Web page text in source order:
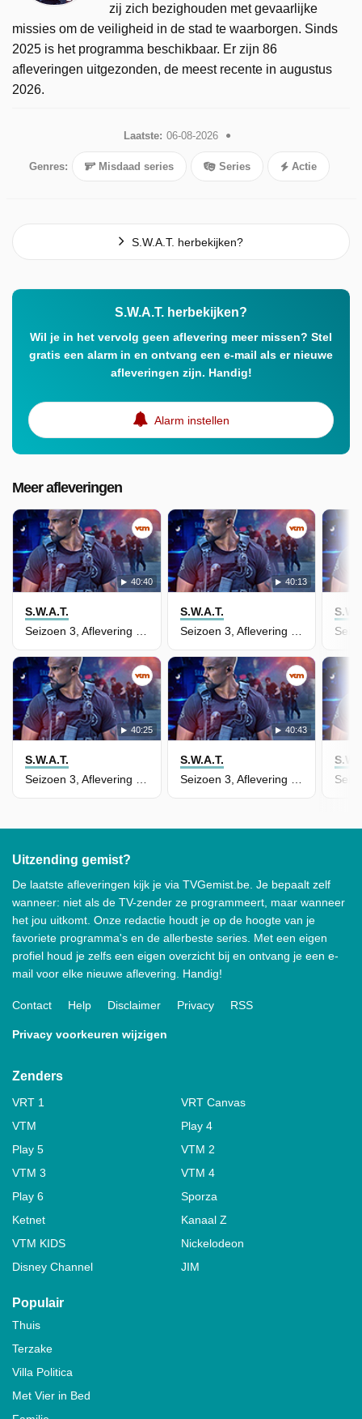
zij zich bezighouden met gevaarlijke
missies om de veiligheid in de stad te waarborgen. Sinds
2025 is het programma beschikbaar. Er zijn 86
afleveringen uitgezonden, de meest recente in augustus
2026.
Laatste: 06-08-2026
Genres: Misdaad series Series Actie
S.W.A.T. herbekijken?
S.W.A.T. herbekijken?
Wil je in het vervolg geen aflevering meer missen? Stel
gratis een alarm in en ontvang een e-mail als er nieuwe
afleveringen zijn. Handig!
Alarm instellen
Meer afleveringen
40:40
S.W.A.T.
Seizoen 3, Aflevering 13 - Ekitai Rashku
40:13
S.W.A.T.
Seizoen 3, Aflevering 14 - Animus
40:25
S.W.A.T.
40:43
S.W.A.T.
Uitzending gemist?
De laatste afleveringen kijk je via TVGemist.be. Je bepaalt zelf
wanneer: niet als de TV-zender ze programmeert, maar wanneer
het jou uitkomt. Onze redactie houdt je op de hoogte van je
favoriete programma's en de allerbeste series. Met een eigen
profiel houd je zelfs een eigen overzicht bij en ontvang je een e-
mail voor elke nieuwe aflevering. Handig!
Contact Help Disclaimer Privacy RSS
Privacy voorkeuren wijzigen
Zenders
VRT 1
VRT Canvas
VTM
Play 4
Play 5
VTM 2
VTM 3
VTM 4
Play 6
Sporza
Ketnet
Kanaal Z
VTM KIDS
Nickelodeon
Disney Channel
JIM
Populair
Thuis
Terzake
Villa Politica
Met Vier in Bed